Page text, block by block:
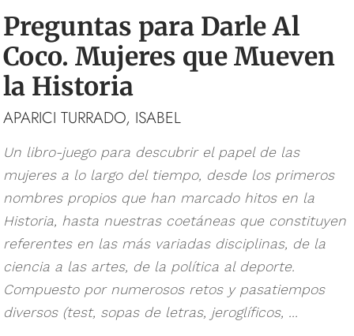
Preguntas para Darle Al
Coco. Mujeres que Mueven
la Historia
APARICI TURRADO, ISABEL
Un libro-juego para descubrir el papel de las
mujeres a lo largo del tiempo, desde los primeros
nombres propios que han marcado hitos en la
Historia, hasta nuestras coetáneas que constituyen
referentes en las más variadas disciplinas, de la
ciencia a las artes, de la política al deporte.
Compuesto por numerosos retos y pasatiempos
diversos (test, sopas de letras, jeroglíficos, ...